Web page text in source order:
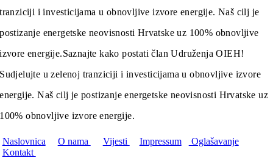
tranziciji i investicijama u obnovljive izvore energije. Naš cilj je
postizanje energetske neovisnosti Hrvatske uz 100% obnovljive
izvore energije.Saznajte kako postati član Udruženja OIEH!
Sudjelujte u zelenoj tranziciji i investicijama u obnovljive izvore
energije. Naš cilj je postizanje energetske neovisnosti Hrvatske uz
100% obnovljive izvore energije.
Naslovnica O nama Vijesti Impressum
Oglašavanje
Kontakt